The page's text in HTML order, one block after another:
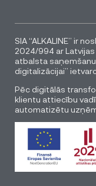
SIA “ALKALINE” ir
2024/994 ar
atbalsta
digitalizācijai”
Pēc digitālās
klientu attiecību
automatizētu